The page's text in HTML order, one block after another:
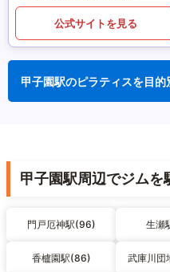
公式サイトを見る
甲子園駅のピラティスを目的
甲子園駅周辺でジムを
門戸厄神駅(96) 生瀬
香櫨園駅(86) 武庫川団